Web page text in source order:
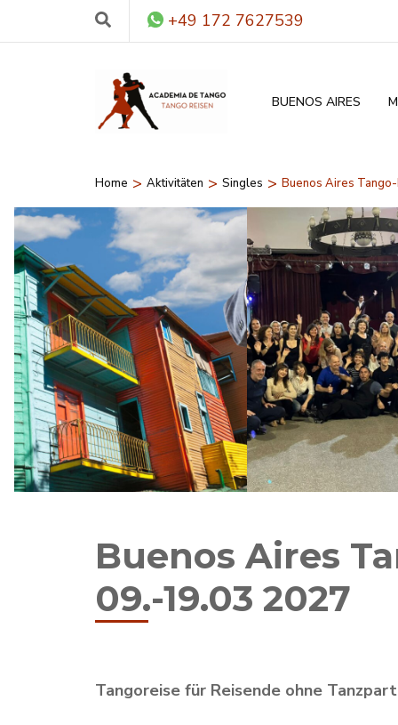
+49 172 7627539
BUENOS AIRES
Home > Aktivitäten > Singles > Buenos Aires
Buenos Aires
09.-19.03 2027
Tangoreise für Reisende ohne